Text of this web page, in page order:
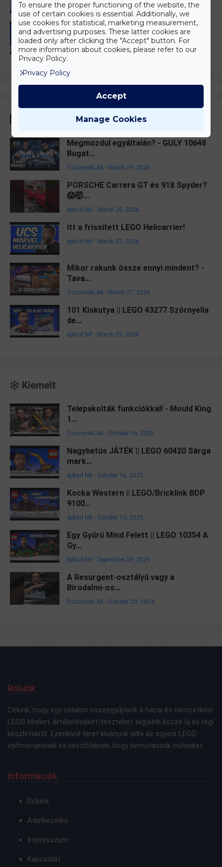
101 Kiskutya || LEGO 43277 Szörnyella
de Frász aut...
építsd fel!-March 25, 2026g
Legnépszerűbb
Megmozdul egyáltalán? - GULY 10648
Bugat...
ÖsszerakLAK - March 29, 2026
PORSCHE Carrera GT és 918 Spyder?
😱🤯...
építsd fel! - March 28, 2026
itt a frissített LEGO Helicarrier!
építsd fel! - March 27, 2026
Mikor rakunk össze ennyi mindent? -
Tava...
ÖsszerakLAK - March 27, 2026
101 Kiskutya || LEGO 43277 Szörnyella
de...
építsd fel! - March 25, 2026
Kiemelt
Telepakolták funkciókkal! - Mould King
1...
ÖsszerakLAK - October 16, 2025
Nagybetűs JÁTÉK || LEGO 60420 Sárga
mark...
építsd fel! - October 16, 2025
Kocka Western || LEGO/Bricklink BDP
9100...
építsd fel! - October 13, 2025
Egy Gyűrű Mind Felett || LEGO 10354 A
Gy...
építsd fel! - September 08, 2025
A Resurgent-osztályú vagy a
Birodalmi-os...
ÖsszerakLAK - October 20, 2024
Rólunk
Célunk, hogy egy oldalon összegyűjtsük a hazai és nemzetközi
LEGO híreket, értékeléseket/teszteket tegyünk közzé új és régi
készletekről. Ezenkívül teret kívánunk adni az egyedi LEGO
építményeknek és készítőiknek, hogy bemutassák műveiket.
Információk
Rólunk
Adatkezelés
Impresszum
Kapcsolat
To ensure the proper functioning of the website, the
use of certain cookies is essential. Additionally, we
use cookies for statistical, marketing measurement,
and advertising purposes. These latter cookies are
loaded only after clicking the "Accept" button. For
more information about cookies, please refer to our
Privacy Policy.
Privacy Policy
Manage Cookies
Accept